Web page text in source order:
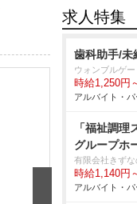
求人特集
歯科助手/未
ウォンブルゲー
時給1,250円
アルバイト・
「福祉調
グループホ
有限会社きずな
時給1,140円
アルバイト・